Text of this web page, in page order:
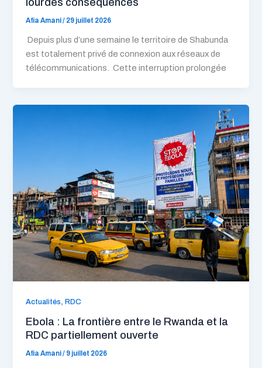
lourdes conséquences
Afia Amani/ 29 juillet 2026
Depuis plus d’une semaine le territoire de Shabunda
est totalement privé de connexion aux réseaux de
télécommunications. Cette interruption prolongée
Actualités,RDC
Ebola : La frontière entre le Rwanda et la
RDC partiellement ouverte
Afia Amani/ 9 juillet 2026